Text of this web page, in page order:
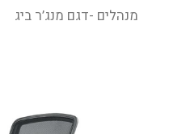
מנהלים -דגם מנג’ר ביג